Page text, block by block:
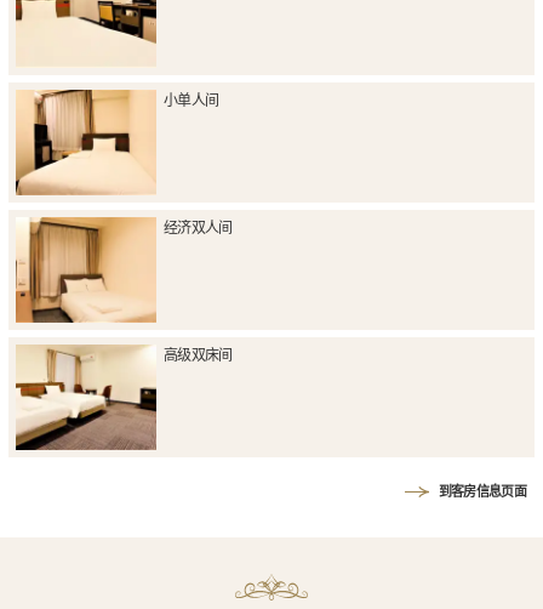
小单人间
经济双人间
高级双床间
到客房信息页面